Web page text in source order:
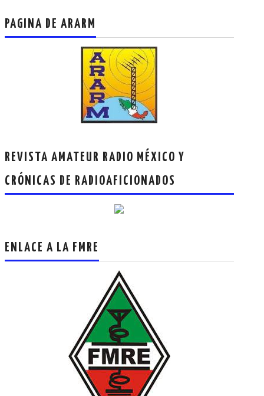
PAGINA DE ARARM
REVISTA AMATEUR RADIO MÉXICO Y
CRÓNICAS DE RADIOAFICIONADOS
ENLACE A LA FMRE